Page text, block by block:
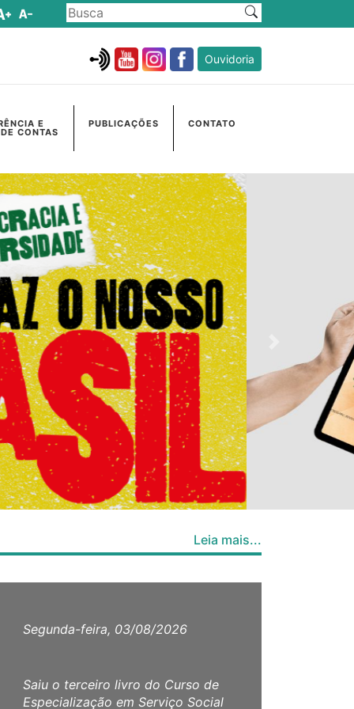
Ouvidoria
E
CONTAS
PUBLICAÇÕES CONTATO
Próximo
Leia mais...
Segunda-feira, 03/08/2026
Saiu o terceiro livro do Curso de
Especialização em Serviço Social